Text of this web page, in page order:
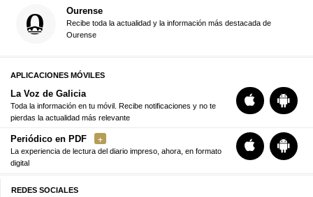
Ourense
Recibe toda la actualidad y la información más destacada de
Ourense
APLICACIONES MÓVILES
La Voz de Galicia
Toda la información en tu móvil. Recibe notificaciones y no te
pierdas la actualidad más relevante
Periódico en PDF
La experiencia de lectura del diario impreso, ahora, en formato
digital
REDES SOCIALES